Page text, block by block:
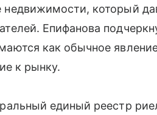
который
Епифанова
как обычное
к рынку.
единый реестр